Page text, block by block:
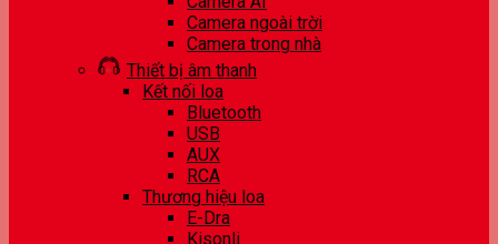
Camera ngoài trời
Camera trong nhà
Thiết bị âm thanh
Kết nối loa
Bluetooth
USB
AUX
RCA
Thương hiệu loa
E-Dra
Kisonli